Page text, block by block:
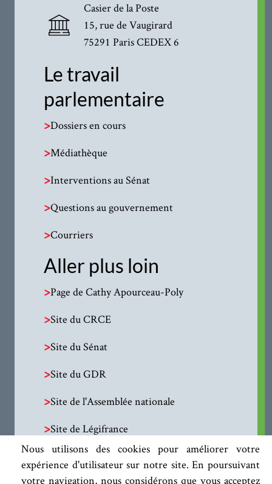
Nous utilisons des cookies pour améliorer votre
expérience d'utilisateur sur notre site. En poursuivant
votre navigation, nous considérons que vous acceptez
Casier de la Poste
15, rue de Vaugirard
75291 Paris CEDEX 6
Le travail
parlementaire
>Dossiers en cours
>Médiathèque
>Interventions au Sénat
>Questions au gouvernement
>Courriers
Aller plus loin
>Page de Cathy Apourceau-Poly
>Site du CRCE
>Site du Sénat
>Site du GDR
>Site de l'Assemblée nationale
>Site de Légifrance